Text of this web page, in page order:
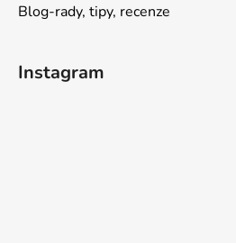
Blog-rady, tipy, recenze
Instagram